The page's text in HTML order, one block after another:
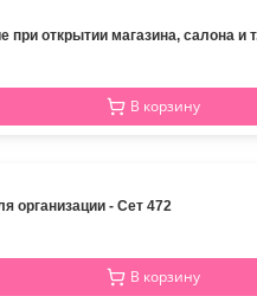
открытии магазина, салона и
В корзину
организации - Сет 472
В корзину